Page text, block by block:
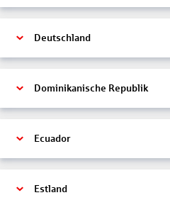
Deutschland
Dominikanische Republik
Ecuador
Estland